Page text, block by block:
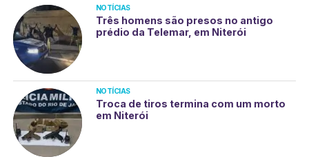
NOTÍCIAS
Três homens são presos no antigo
prédio da Telemar, em Niterói
NOTÍCIAS
Troca de tiros termina com um morto
em Niterói